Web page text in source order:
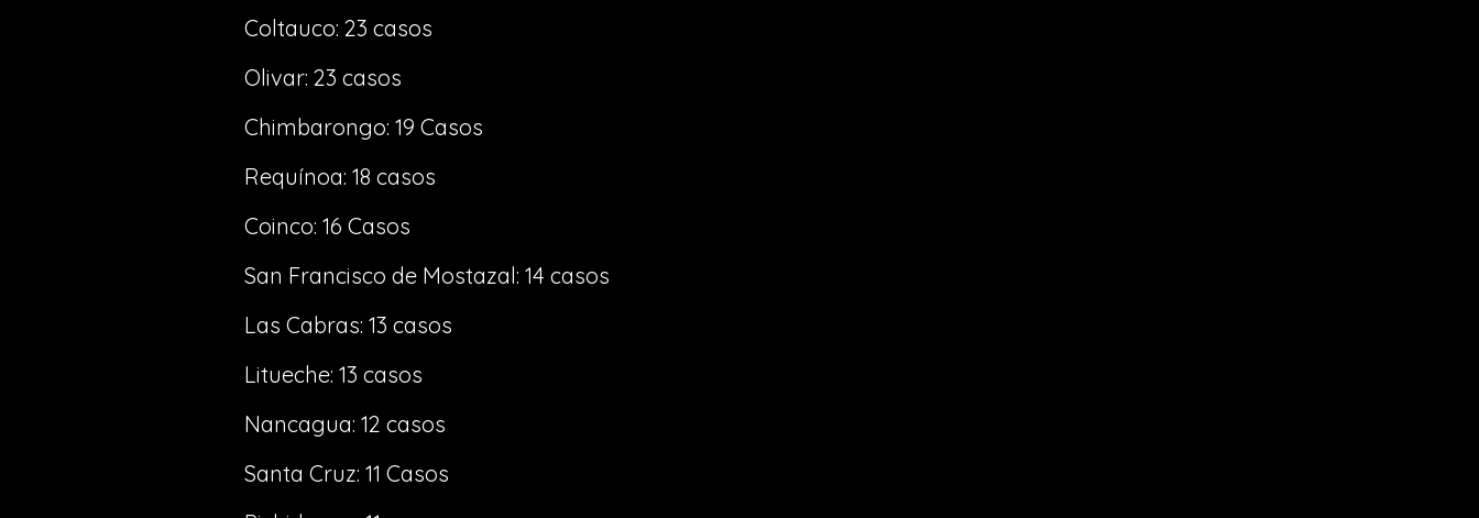
Coltauco: 23 casos
Olivar: 23 casos
Chimbarongo: 19 Casos
Requínoa: 18 casos
Coinco: 16 Casos
San Francisco de Mostazal: 14 casos
Las Cabras: 13 casos
Litueche: 13 casos
Nancagua: 12 casos
Santa Cruz: 11 Casos